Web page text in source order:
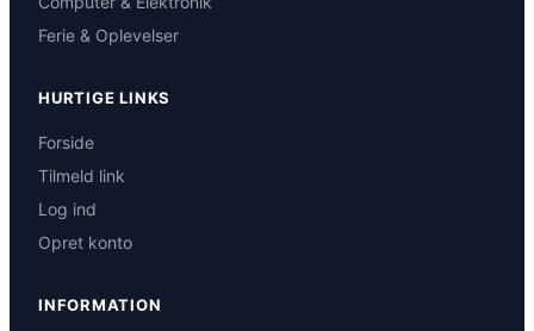
Ferie & Oplevelser
HURTIGE LINKS
Forside
Tilmeld link
Log ind
Opret konto
INFORMATION